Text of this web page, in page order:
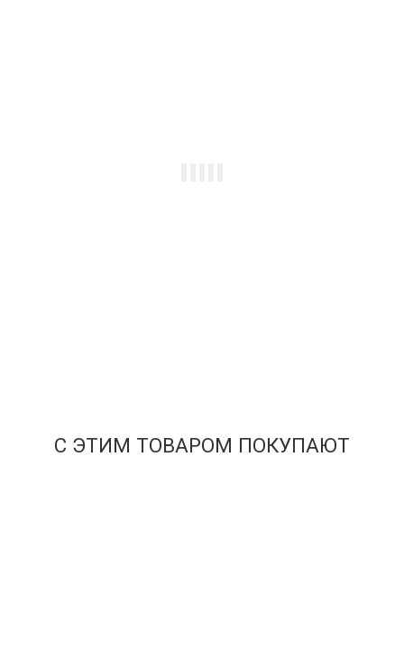
С ЭТИМ ТОВАРОМ ПОКУПАЮТ